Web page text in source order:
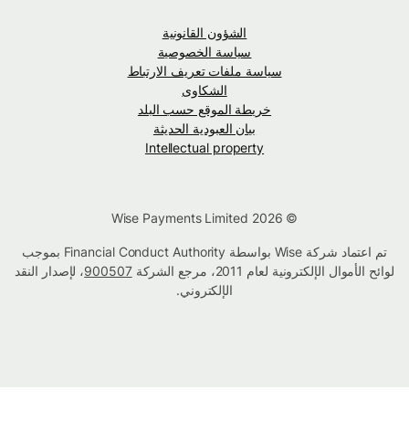
الشؤون القانونية
سياسة الخصوصية
سياسة ملفات تعريف الارتباط
الشكاوى
خريطة الموقع حسب البلد
بيان العبودية الحديثة
Intellectual property
تم اعتماد شركة Wise بواسطة Financial Conduct Authority بموجب
لوائح الأموال الإلكترونية لعام 2011، مرجع الشركة
900507، لإصدار النقد
الإلكتروني.